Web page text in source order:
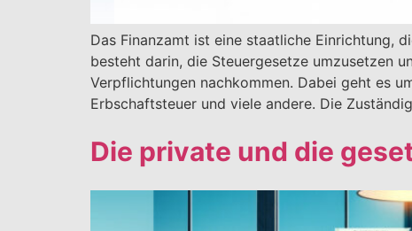
Das Finanzamt ist eine staatliche Einrichtung,
besteht darin, die Steuergesetze umzusetzen
Verpflichtungen nachkommen. Dabei geht es
Erbschaftsteuer und viele andere. Die
Die private und die